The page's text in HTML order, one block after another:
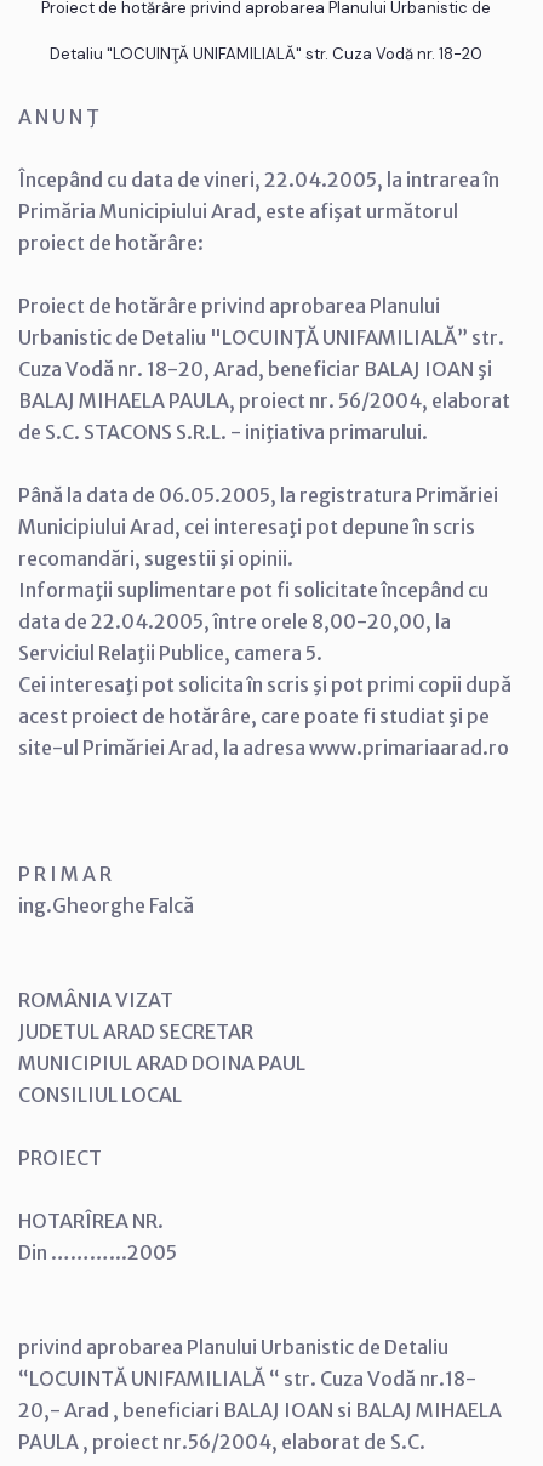
Proiect de hotărâre privind aprobarea Planului Urbanistic de
Detaliu "LOCUINŢĂ UNIFAMILIALĂ" str. Cuza Vodă nr. 18-20
A N U N Ţ
Începând cu data de vineri, 22.04.2005, la intrarea în
Primăria Municipiului Arad, este afişat următorul
proiect de hotărâre:
Proiect de hotărâre privind aprobarea Planului
Urbanistic de Detaliu "LOCUINŢĂ UNIFAMILIALĂ” str.
Cuza Vodă nr. 18-20, Arad, beneficiar BALAJ IOAN şi
BALAJ MIHAELA PAULA, proiect nr. 56/2004, elaborat
de S.C. STACONS S.R.L. - iniţiativa primarului.
Până la data de 06.05.2005, la registratura Primăriei
Municipiului Arad, cei interesaţi pot depune în scris
recomandări, sugestii şi opinii.
Informaţii suplimentare pot fi solicitate începând cu
data de 22.04.2005, între orele 8,00-20,00, la
Serviciul Relaţii Publice, camera 5.
Cei interesaţi pot solicita în scris şi pot primi copii după
acest proiect de hotărâre, care poate fi studiat şi pe
site-ul Primăriei Arad, la adresa www.primariaarad.ro
P R I M A R
ing.Gheorghe Falcă
ROMÂNIA VIZAT
JUDETUL ARAD SECRETAR
MUNICIPIUL ARAD DOINA PAUL
CONSILIUL LOCAL
PROIECT
HOTARÎREA NR.
Din ………...2005
privind aprobarea Planului Urbanistic de Detaliu
“LOCUINTĂ UNIFAMILIALĂ “ str. Cuza Vodă nr.18-
20,- Arad , beneficiari BALAJ IOAN si BALAJ MIHAELA
PAULA , proiect nr.56/2004, elaborat de S.C.